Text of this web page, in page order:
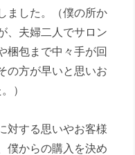
ました。（僕の所か
、夫婦二人でサロン
梱包まで中々手が回
の方が早いと思いお
）
対する思いやお客様
僕からの購入を決め